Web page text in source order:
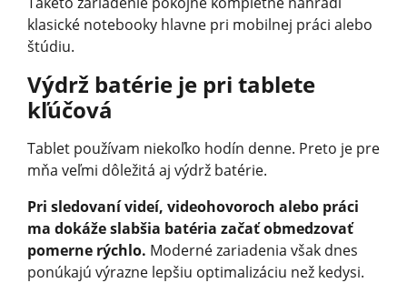
klasické notebooky hlavne pri mobilnej práci alebo
štúdiu.
Výdrž batérie je pri tablete
kľúčová
Tablet používam niekoľko hodín denne. Preto je pre
mňa veľmi dôležitá aj výdrž batérie.
Pri sledovaní videí, videohovoroch alebo práci
ma dokáže slabšia batéria začať obmedzovať
pomerne rýchlo. Moderné zariadenia však dnes
ponúkajú výrazne lepšiu optimalizáciu než kedysi.